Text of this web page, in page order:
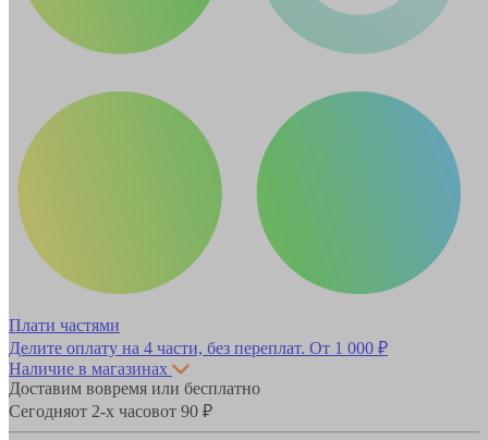
Плати частями
Делите оплату на 4 части, без переплат. От 1 000 ₽
Наличие в магазинах
Доставим вовремя или бесплатно
Сегодняот 2-х часовот 90 ₽